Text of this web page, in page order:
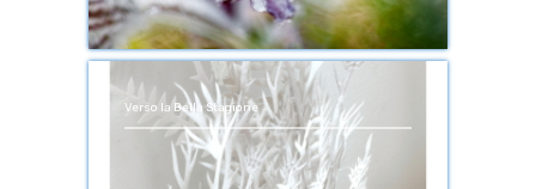
Verso la Bella Stagione